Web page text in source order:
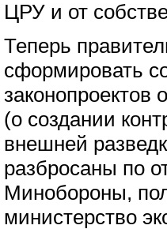
ЦРУ и от
Теперь
сформировать
законопроектов
(о создании
внешней
разбросаны по
Минобороны,
министерство